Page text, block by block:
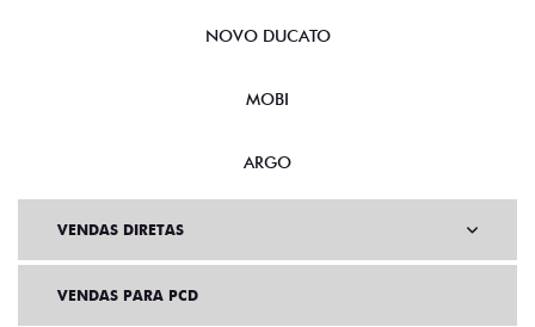
NOVO DUCATO
MOBI
ARGO
VENDAS DIRETAS
VENDAS PARA PCD